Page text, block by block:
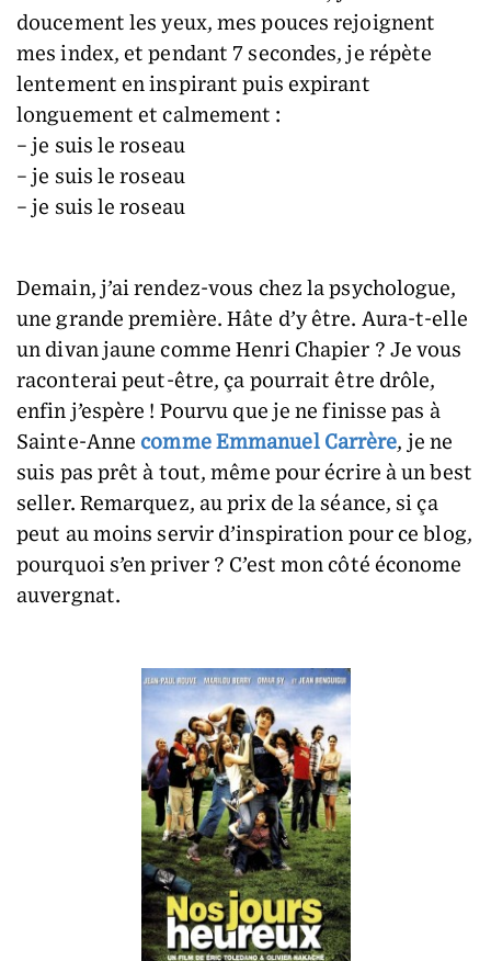
doucement les yeux, mes pouces rejoignent
mes index, et pendant 7 secondes, je répète
lentement en inspirant puis expirant
longuement et calmement :
– je suis le roseau
– je suis le roseau
– je suis le roseau
Demain, j’ai rendez-vous chez la psychologue,
une grande première. Hâte d’y être. Aura-t-elle
un divan jaune comme Henri Chapier ? Je vous
raconterai peut-être, ça pourrait être drôle,
enfin j’espère ! Pourvu que je ne finisse pas à
Sainte-Anne comme Emmanuel Carrère, je ne
suis pas prêt à tout, même pour écrire à un best
seller. Remarquez, au prix de la séance, si ça
peut au moins servir d’inspiration pour ce blog,
pourquoi s’en priver ? C’est mon côté économe
auvergnat.